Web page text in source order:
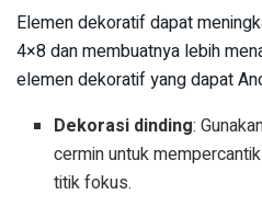
Elemen dekoratif dapat
4×8 dan membuatnya lebih
elemen dekoratif yang dapat
Dekorasi dinding:
cermin untuk
titik fokus.